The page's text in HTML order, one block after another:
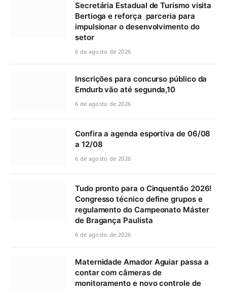
Secretária Estadual de Turismo visita
Bertioga e reforça parceria para
impulsionar o desenvolvimento do
setor
6 de agosto de 2026
Inscrições para concurso público da
Emdurb vão até segunda,10
6 de agosto de 2026
Confira a agenda esportiva de 06/08
a 12/08
6 de agosto de 2026
Tudo pronto para o Cinquentão 2026!
Congresso técnico define grupos e
regulamento do Campeonato Máster
de Bragança Paulista
6 de agosto de 2026
Maternidade Amador Aguiar passa a
contar com câmeras de
monitoramento e novo controle de